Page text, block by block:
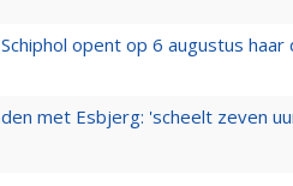
opent op 6 augustus haar
met Esbjerg: 'scheelt zeven